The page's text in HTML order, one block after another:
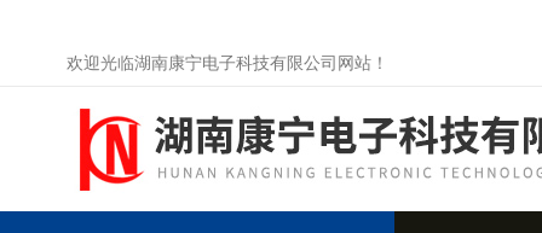
欢迎光临湖南康宁电子科技有限公司网站！